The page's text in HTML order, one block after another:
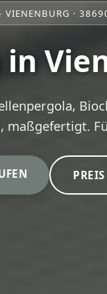
VIENENBURG ·
in